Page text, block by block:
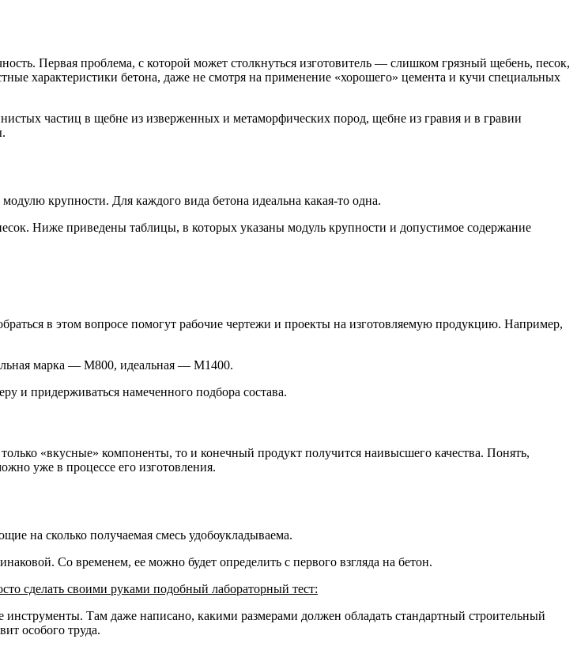
Первая проблема, с которой может столкнуться изготовитель — слишком грязный щебень, песок,
характеристики бетона, даже не смотря на применение «хорошего» цемента и кучи специальных
частиц в щебне из изверженных и метаморфических пород, щебне из гравия и в гравии
крупности. Для каждого вида бетона идеальна какая-то одна.
Ниже приведены таблицы, в которых указаны модуль крупности и допустимое содержание
в этом вопросе помогут рабочие чертежи и проекты на изготовляемую продукцию. Например,
марка — М800, идеальная — М1400.
и придерживаться намеченного подбора состава.
«вкусные» компоненты, то и конечный продукт получится наивысшего качества. Понять,
уже в процессе его изготовления.
на сколько получаемая смесь удобоукладываема.
Со временем, ее можно будет определить с первого взгляда на бетон.
сделать своими руками подобный лабораторный тест:
Там даже написано, какими размерами должен обладать стандартный строительный
особого труда.